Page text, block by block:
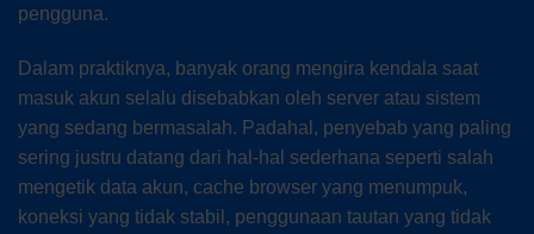
pengguna.
Dalam praktiknya, banyak orang mengira kendala saat
masuk akun selalu disebabkan oleh server atau sistem
yang sedang bermasalah. Padahal, penyebab yang paling
sering justru datang dari hal-hal sederhana seperti salah
mengetik data akun, cache browser yang menumpuk,
koneksi yang tidak stabil, penggunaan tautan yang tidak